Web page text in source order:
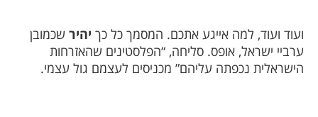
ועוד ועוד, למה אייגע אתכם. המסמך כל כך יהיר שכמובן
ערביי ישראל, אופס. סליחה, “הפלסטינים שהאזרחות
הישראלית נכפתה עליהם” מכניסים לעצמם גול עצמי.